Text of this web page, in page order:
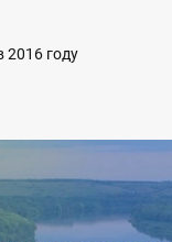
2016 году